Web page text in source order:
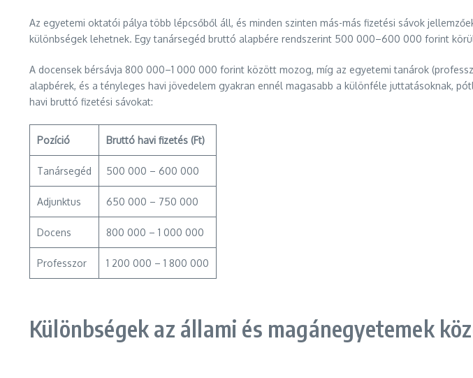
Az egyetemi oktatói pálya több lépcsőből áll, és minden szinten más-más fizetési sávok
különbségek lehetnek. Egy tanársegéd bruttó alapbére rendszerint 500 000–600 000 forint
A docensek bérsávja 800 000–1 000 000 forint között mozog, míg az egyetemi tanárok
alapbérek, és a tényleges havi jövedelem gyakran ennél magasabb a különféle juttatásoknak,
havi bruttó fizetési sávokat:
Pozíció Bruttó havi fizetés (Ft)
Tanársegéd 500 000 – 600 000
Adjunktus 650 000 – 750 000
Docens 800 000 – 1 000 000
Professzor 1 200 000 – 1 800 000
Különbségek az állami és magánegyetemek